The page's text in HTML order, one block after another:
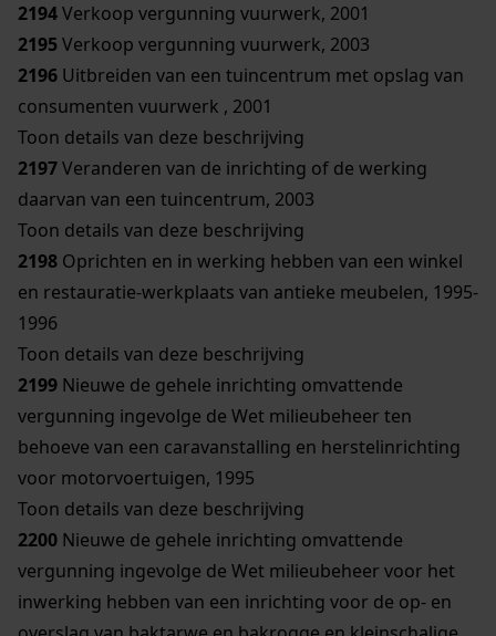
2194Verkoop vergunning vuurwerk, 2001
2195Verkoop vergunning vuurwerk, 2003
2196 Uitbreiden van een tuincentrum met opslag van
consumenten vuurwerk , 2001
Toon details van deze beschrijving
2197Veranderen van de inrichting of de werking
daarvan van een tuincentrum, 2003
Toon details van deze beschrijving
2198 Oprichten en in werking hebben van een winkel
en restauratie-werkplaats van antieke meubelen, 1995-
1996
Toon details van deze beschrijving
2199 Nieuwe de gehele inrichting omvattende
vergunning ingevolge de Wet milieubeheer ten
behoeve van een caravanstalling en herstelinrichting
voor motorvoertuigen, 1995
Toon details van deze beschrijving
2200 Nieuwe de gehele inrichting omvattende
vergunning ingevolge de Wet milieubeheer voor het
inwerking hebben van een inrichting voor de op- en